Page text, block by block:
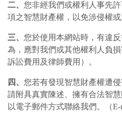
二、 您非經我們或權利人事先
項之智慧財產權，以免涉侵權或
三、 您於使用本網站時，有違
為，應對我們或其他權利人負
訴訟費用及律師費用）。
四、 您若有發現智慧財產權遭侵
請附具真實陳述、擁有合法智
以電子郵件方式聯絡我們。（E-